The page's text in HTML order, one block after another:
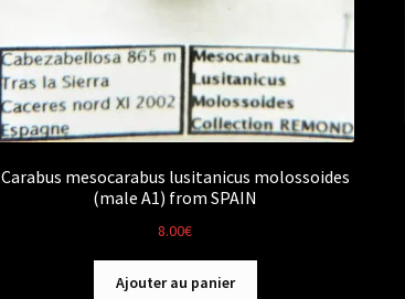
Carabus mesocarabus lusitanicus molossoides
(male A1) from SPAIN
8.00€
Ajouter au panier